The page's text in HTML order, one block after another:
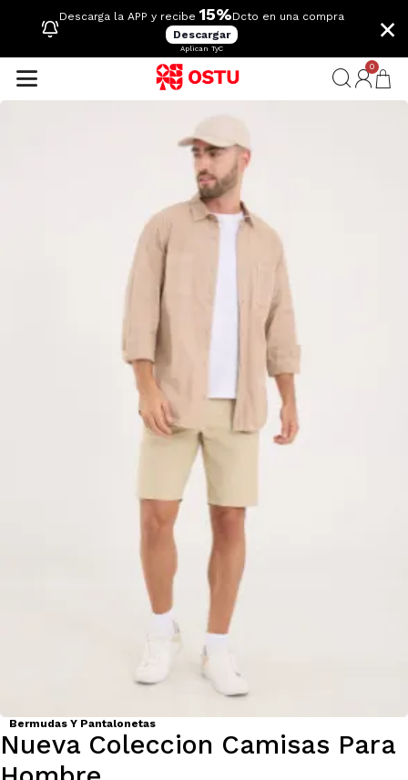
Descarga la APP y recibe 15%Dcto en una compra
Descargar
Aplican TyC
×
0
Bermudas Y Pantalonetas
Nueva Coleccion Camisas Para